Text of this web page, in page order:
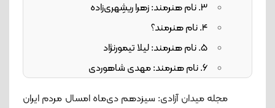
3. نام هنرمند: زهرا ریشِهری‌زاده
4. نام هنرمند؟
5. نام هنرمند: لیلا تیمورنژاد
6. نام هنرمند: مهدی شاهوردی
مجله میدان آزادی: سیزدهم دی‌ماه امسال مردم ایران